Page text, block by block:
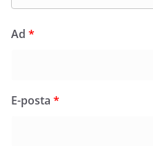
Ad *
E-posta *